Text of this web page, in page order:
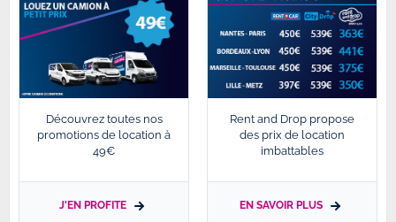
Découvrez toutes nos
promotions de location à
49€
J'EN PROFITE
Rent and Drop propose
des prix de location
imbattables
EN SAVOIR PLUS